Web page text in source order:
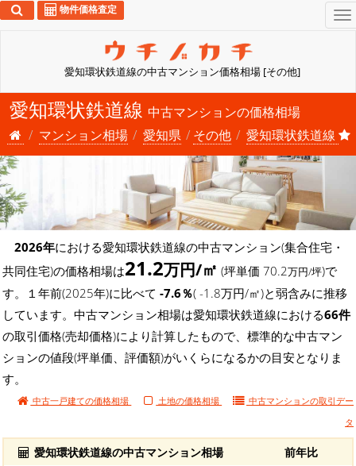
愛知環状鉄道線の中古マンション価格相場 [その他]
物件価格査定
愛知環状鉄道線 中古マンションの価格相場
マンション相場
愛知県 その他 愛知環状鉄道線
2026年における愛知環状鉄道線の中古マンション(集合住宅・
共同住宅)の価格相場は21.2万円/㎡ (坪単価 70.2万円/坪)で
す。１年前(2025年)に比べて -7.6％( -1.8万円/㎡)と弱含みに推移
しています。中古マンション相場は愛知環状鉄道線における66件
の取引価格(売却価格)により計算したもので、標準的な中古マン
ションの値段(坪単価、評価額)がいくらになるかの目安となりま
す。
中古一戸建ての価格相場 土地の価格相場 中古マンションの取引デー
タ
愛知環状鉄道線の中古マンション相場 前年比